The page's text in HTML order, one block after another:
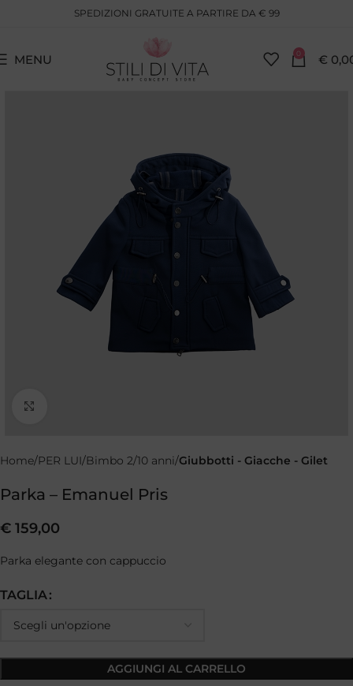
SPEDIZIONI GRATUITE A PARTIRE DA € 99
MENU 0 €
Home PER LUI Bimbo 2/10 anni Giubbotti - Giacche - Gilet
Parka – Emanuel Pris
€ 159,00
Parka elegante con cappuccio
TAGLIA
AGGIUNGI AL CARRELLO